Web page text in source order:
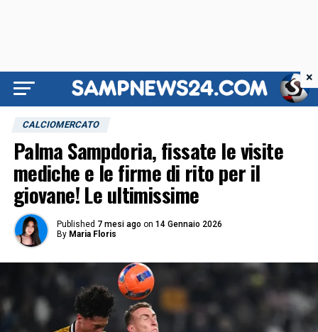
CALCIOMERCATO
Palma Sampdoria, fissate le visite
mediche e le firme di rito per il
giovane! Le ultimissime
Published 7 mesi ago on 14 Gennaio 2026
By Maria Floris
×